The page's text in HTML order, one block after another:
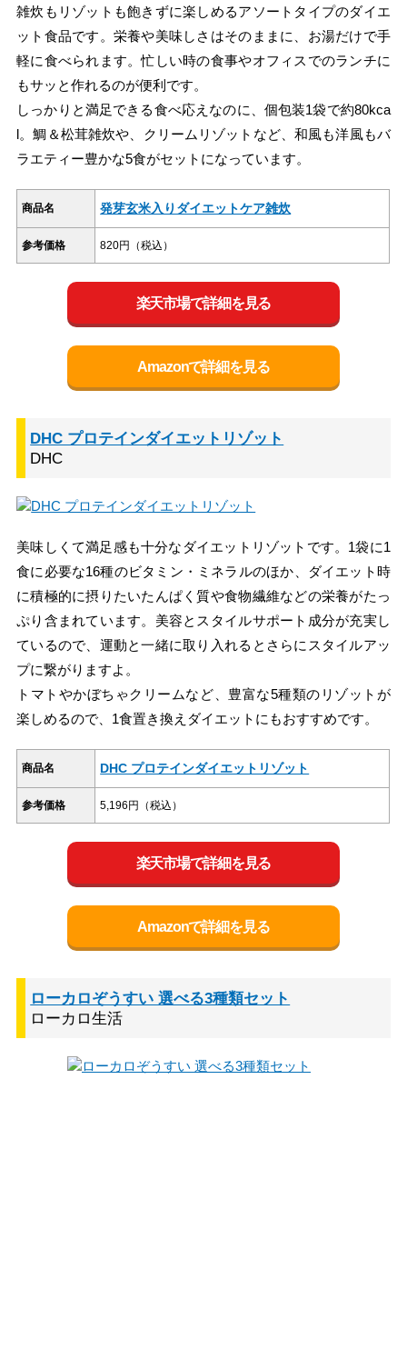
雑炊もリゾットも飽きずに楽しめるアソートタイプのダイエ
ット食品です。栄養や美味しさはそのままに、お湯だけで手
軽に食べられます。忙しい時の食事やオフィスでのランチに
もサッと作れるのが便利です。
しっかりと満足できる食べ応えなのに、個包装1袋で約80kca
l。鯛＆松茸雑炊や、クリームリゾットなど、和風も洋風もバ
ラエティー豊かな5食がセットになっています。
商品名 発芽玄米入りダイエットケア雑炊
参考価格 820円（税込）
楽天市場で詳細を見る
Amazonで詳細を見る
DHC プロテインダイエットリゾット
DHC
美味しくて満足感も十分なダイエットリゾットです。1袋に1
食に必要な16種のビタミン・ミネラルのほか、ダイエット時
に積極的に摂りたいたんぱく質や食物繊維などの栄養がたっ
ぷり含まれています。美容とスタイルサポート成分が充実し
ているので、運動と一緒に取り入れるとさらにスタイルアッ
プに繋がりますよ。
トマトやかぼちゃクリームなど、豊富な5種類のリゾットが
楽しめるので、1食置き換えダイエットにもおすすめです。
商品名 DHC プロテインダイエットリゾット
参考価格 5,196円（税込）
楽天市場で詳細を見る
Amazonで詳細を見る
ローカロぞうすい 選べる3種類セット
ローカロ生活